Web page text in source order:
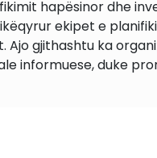
hapësinor dhe
ekipet e
gjithashtu ka
informuese, duke